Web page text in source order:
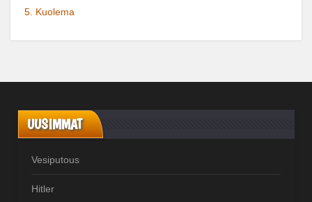
5. Kuolema
UUSIMMAT
Vesiputous
Hitler